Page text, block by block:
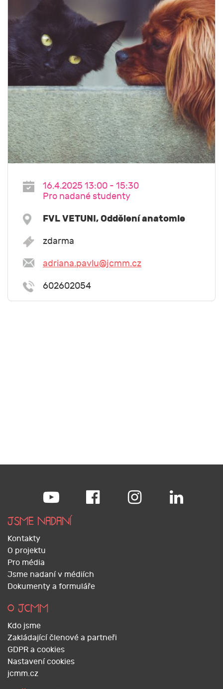
16.4.2025 13:00 - 15:30
Pro nadané studenty
FVL VETUNI, Oddělení anatomie
zdarma
adriana.pavlu@jcmm.cz
602602054
JSME NADANÍ
Kontakty
O projektu
Pro média
Jsme nadaní v médiích
Dokumenty a formuláře
O JCMM
Kdo jsme
Zakládající členové a partneři
GDPR a cookies
Nastavení cookies
jcmm.cz